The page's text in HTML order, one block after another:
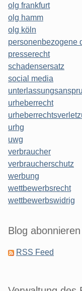
olg frankfurt
olg hamm
olg köln
personenbezogene
presserecht
schadensersatz
social media
urheberrecht
urhg
uwg
verbraucher
verbraucherschutz
werbung
wettbewerbsrecht
wettbewerbswidrig
Blog abonnieren
RSS Feed